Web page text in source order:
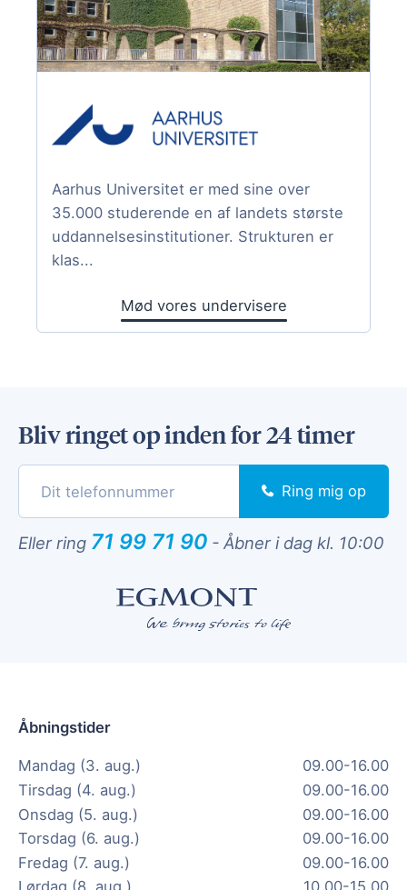
Aarhus Universitet er med sine over
35.000 studerende en af landets største
uddannelsesinstitutioner. Strukturen er
klas...
Mød vores undervisere
Bliv ringet op inden for 24 timer
Ring mig op
Eller ring 71 99 71 90 - Åbner i dag kl. 10:00
Åbningstider
Mandag (3. aug.)
09.00-16.00
Tirsdag (4. aug.)
09.00-16.00
Onsdag (5. aug.)
09.00-16.00
Torsdag (6. aug.)
09.00-16.00
Fredag (7. aug.)
09.00-16.00